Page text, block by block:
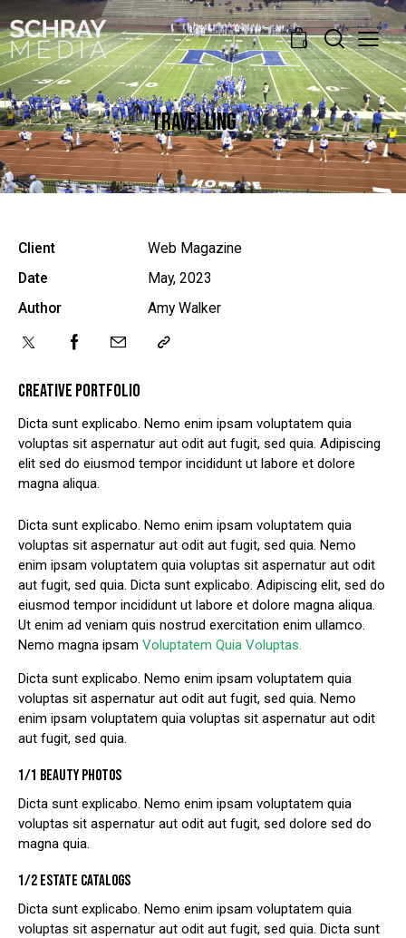
0
TRAVELLING
Client
Web Magazine
Date
May, 2023
Author
Amy Walker
CREATIVE PORTFOLIO
Dicta sunt explicabo. Nemo enim ipsam voluptatem quia
voluptas sit aspernatur aut odit aut fugit, sed quia. Adipiscing
elit sed do eiusmod tempor incididunt ut labore et dolore
magna aliqua.
Dicta sunt explicabo. Nemo enim ipsam voluptatem quia
voluptas sit aspernatur aut odit aut fugit, sed quia. Nemo
enim ipsam voluptatem quia voluptas sit aspernatur aut odit
aut fugit, sed quia. Dicta sunt explicabo. Adipiscing elit, sed do
eiusmod tempor incididunt ut labore et dolore magna aliqua.
Ut enim ad veniam quis nostrud exercitation enim ullamco.
Nemo magna ipsam Voluptatem Quia Voluptas.
Dicta sunt explicabo. Nemo enim ipsam voluptatem quia
voluptas sit aspernatur aut odit aut fugit, sed quia. Nemo
enim ipsam voluptatem quia voluptas sit aspernatur aut odit
aut fugit, sed quia.
1/1 BEAUTY PHOTOS
Dicta sunt explicabo. Nemo enim ipsam voluptatem quia
voluptas sit aspernatur aut odit aut fugit, sed dolore sed do
magna quia.
1/2 ESTATE CATALOGS
Dicta sunt explicabo. Nemo enim ipsam voluptatem quia
voluptas sit aspernatur aut odit aut fugit, sed quia. Dicta sunt